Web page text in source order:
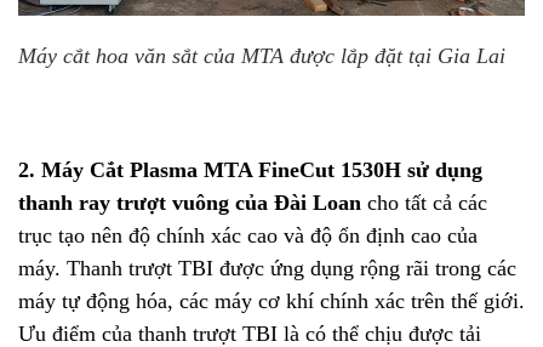
Máy cắt hoa văn sắt của MTA được lắp đặt tại Gia Lai
2. Máy Cắt Plasma MTA FineCut 1530H sử dụng
thanh ray trượt vuông của Đài Loan cho tất cả các
trục tạo nên độ chính xác cao và độ ổn định cao của
máy. Thanh trượt TBI được ứng dụng rộng rãi trong các
máy tự động hóa, các máy cơ khí chính xác trên thế giới.
Ưu điểm của thanh trượt TBI là có thể chịu được tải